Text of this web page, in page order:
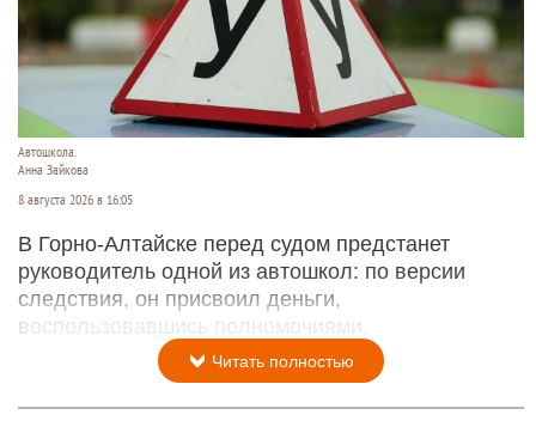
Автошкола.
Анна Зайкова
8 августа 2026 в 16:05
В Горно-Алтайске перед судом предстанет
руководитель одной из автошкол: по версии
следствия, он присвоил деньги,
воспользовавшись полномочиями.
Читать полностью